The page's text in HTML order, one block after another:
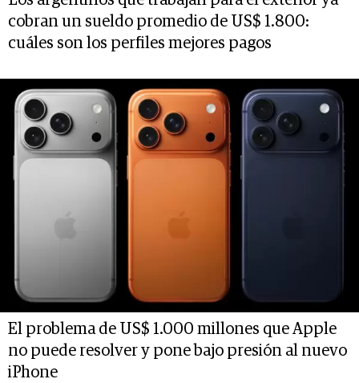
cobran un sueldo promedio de US$ 1.800:
cuáles son los perfiles mejores pagos
El problema de US$ 1.000 millones que Apple
no puede resolver y pone bajo presión al nuevo
iPhone